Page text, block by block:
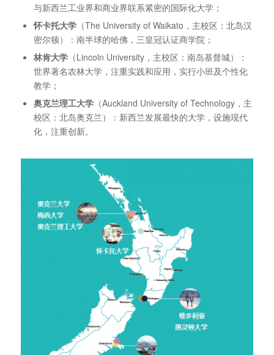
与新西兰工业界和商业界联系紧密的国际化大学；
怀卡托大学（The University of Waikato，主校区：北岛汉
密尔顿）：南半球的哈佛，三皇冠认证商学院；
林肯大学（Lincoln University，主校区：南岛基督城）：
世界著名农林大学，注重实践和应用，实行小班及个性化
教学；
奥克兰理工大学（Auckland University of Technology，主
校区：北岛奥克兰）：新西兰发展最快的大学，设施现代
化，注重创新。